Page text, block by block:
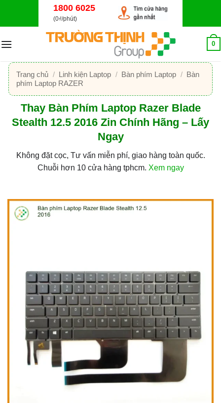
dung
1800 6025
(0₫/phút)
0
Trang chủ / Linh kiện Laptop / Bàn phím Laptop / Bàn
phím Laptop RAZER
Thay Bàn Phím Laptop Razer Blade
Stealth 12.5 2016 Zin Chính Hãng – Lấy
Ngay
Không đặt cọc, Tư vấn miễn phí, giao hàng toàn quốc.
Chuỗi hơn 10 cửa hàng tphcm. Xem ngay